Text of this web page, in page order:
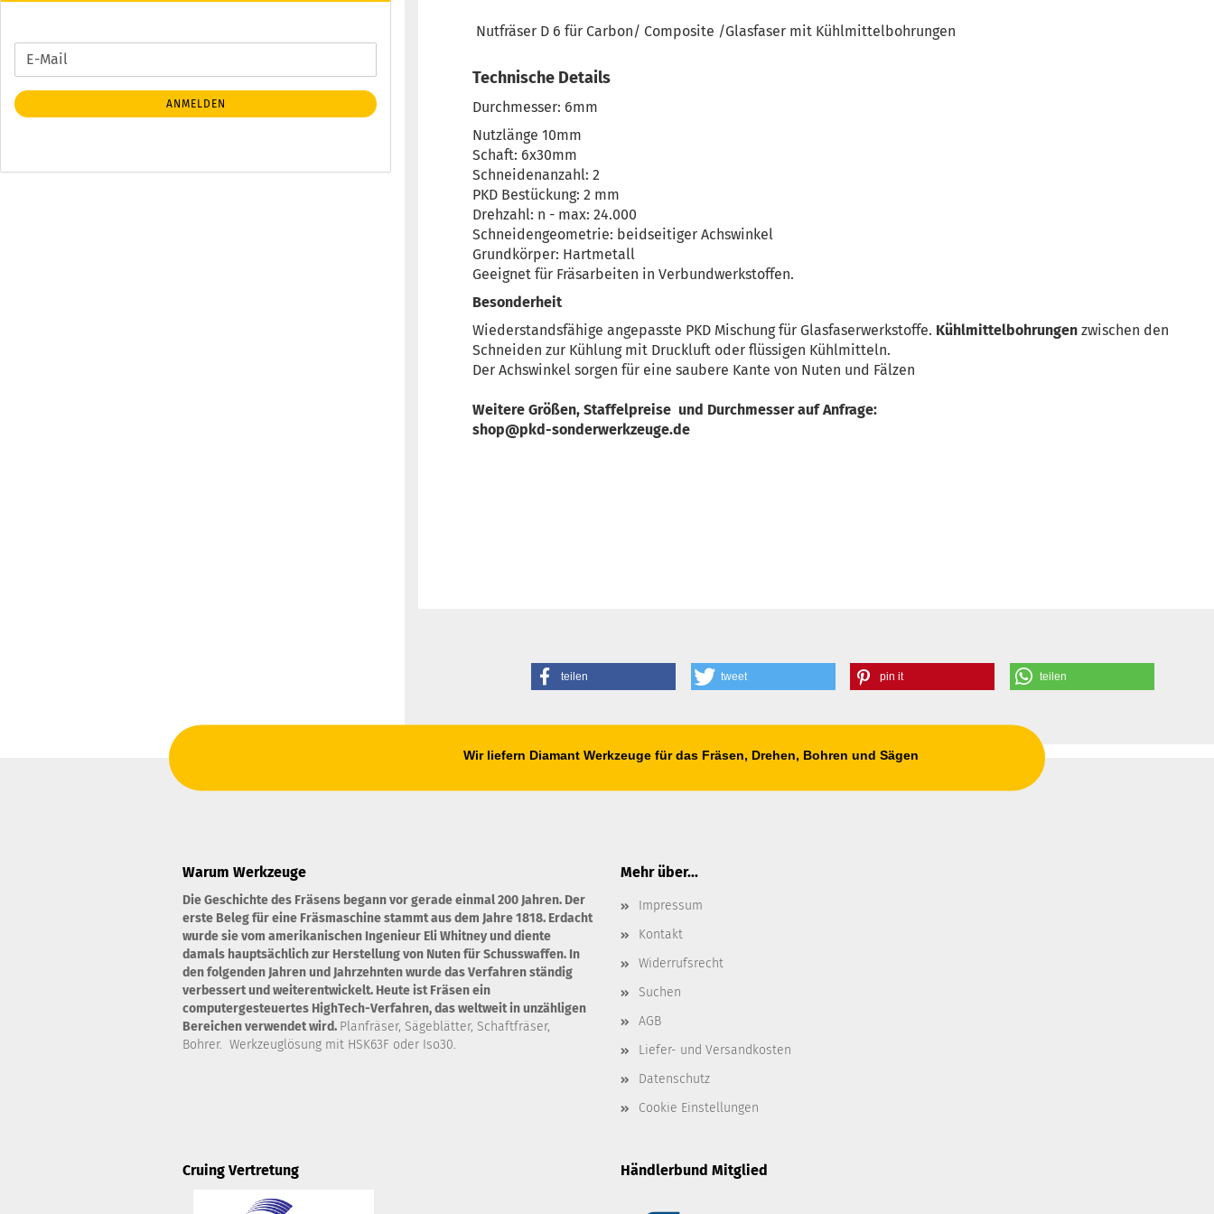
Nutfräser D 6 für Carbon/ Composite /Glasfaser mit Kühlmittelbohrungen
Technische Details
Durchmesser: 6mm
Nutzlänge 10mm
Schaft: 6x30mm
Schneidenanzahl: 2
PKD Bestückung: 2 mm
Drehzahl: n - max: 24.000
Schneidengeometrie: beidseitiger Achswinkel
Grundkörper: Hartmetall
Geeignet für Fräsarbeiten in Verbundwerkstoffen.
Besonderheit
Wiederstandsfähige angepasste PKD Mischung für Glasfaserwerkstoffe. Kühlmittelbohrungen zwischen den
Schneiden zur Kühlung mit Druckluft oder flüssigen Kühlmitteln.
Der Achswinkel sorgen für eine saubere Kante von Nuten und Fälzen
Weitere Größen, Staffelpreise und Durchmesser auf Anfrage:
shop@pkd-sonderwerkzeuge.de
teilen tweet pin it teilen
WEITER
NEWSLETTER-
ANMELDUNG
E-
Mail
ANMELDEN
Wir liefern Diamant Werkzeuge für das Fräsen, Drehen, Bohren und Sägen
Warum Werkzeuge
Die Geschichte des Fräsens begann vor gerade einmal 200 Jahren. Der
erste Beleg für eine Fräsmaschine stammt aus dem Jahre 1818. Erdacht
wurde sie vom amerikanischen Ingenieur Eli Whitney und diente
damals hauptsächlich zur Herstellung von Nuten für Schusswaffen. In
den folgenden Jahren und Jahrzehnten wurde das Verfahren ständig
verbessert und weiterentwickelt. Heute ist Fräsen ein
computergesteuertes HighTech-Verfahren, das weltweit in unzähligen
Bereichen verwendet wird. Planfräser, Sägeblätter, Schaftfräser,
Bohrer. Werkzeuglösung mit HSK63F oder Iso30.
Mehr über...
Impressum
Kontakt
Widerrufsrecht
Suchen
AGB
Liefer- und Versandkosten
Datenschutz
Cookie Einstellungen
Cruing Vertretung Händlerbund Mitglied